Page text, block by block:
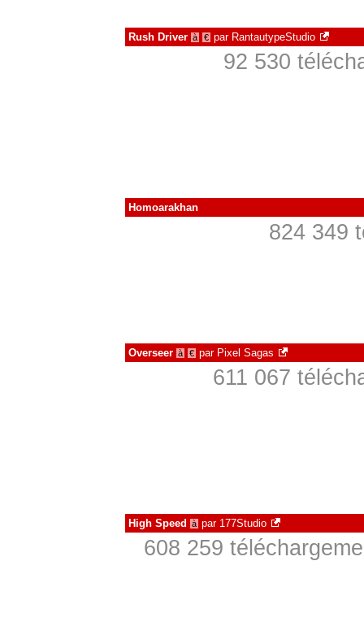
Rush Driver à € par RantautypeStudio
92 530
Homoarakhan
824 349
Overseer à € par Pixel Sagas
611 067
High Speed à par 177Studio
608 259